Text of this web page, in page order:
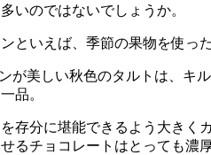
いのではないでしょうか。
といえば、季節の果物を使っ
が美しい秋色のタルトは、キ
品。
存分に堪能できるよう大きく
るチョコレートはとっても濃